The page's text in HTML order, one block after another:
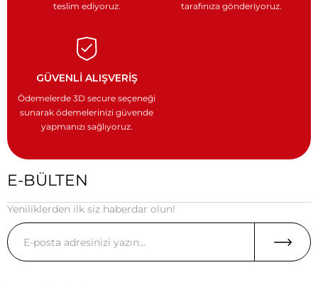
teslim ediyoruz.
tarafınıza gönderiyoruz.
GÜVENLİ ALIŞVERİŞ
Ödemelerde 3D secure seçeneği
sunarak ödemelerinizi güvende
yapmanızı sağlıyoruz.
E-BÜLTEN
Yeniliklerden ilk siz haberdar olun!